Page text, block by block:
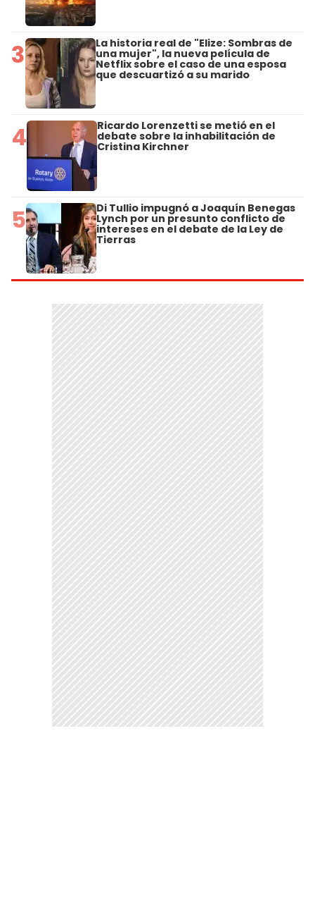
3 La historia real de "Elize: Sombras de
una mujer", la nueva película de
Netflix sobre el caso de una esposa
que descuartizó a su marido
4 Ricardo Lorenzetti se metió en el
debate sobre la inhabilitación de
Cristina Kirchner
5 Di Tullio impugnó a Joaquín Benegas
Lynch por un presunto conflicto de
intereses en el debate de la Ley de
Tierras